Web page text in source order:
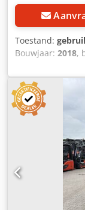
Toestand:
Bouwjaar: 2018,
masttype:duplex
Diesel, Diesel
inzetbaar en
Voorbanden,
superelastiek
hydraulische
werklamp,
binnenspiegel,
zitkussen,